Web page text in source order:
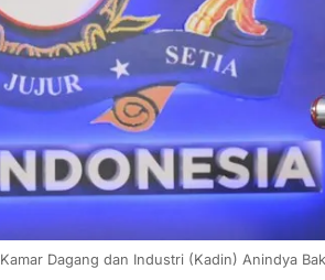
Dagang dan Industri (Kadin) Anindya